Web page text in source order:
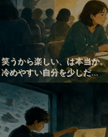
笑うから楽しい、は本当か。
冷めやすい自分を少しだ...